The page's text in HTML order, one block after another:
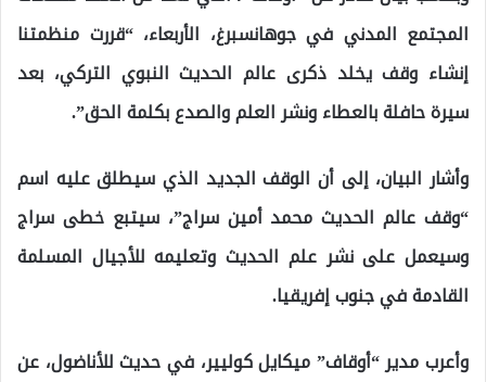
المجتمع المدني في جوهانسبرغ، الأربعاء، “قررت منظمتنا
إنشاء وقف يخلد ذكرى عالم الحديث النبوي التركي، بعد
سيرة حافلة بالعطاء ونشر العلم والصدع بكلمة الحق”.
وأشار البيان، إلى أن الوقف الجديد الذي سيطلق عليه اسم
“وقف عالم الحديث محمد أمين سراج”، سيتبع خطى سراج
وسيعمل على نشر علم الحديث وتعليمه للأجيال المسلمة
القادمة في جنوب إفريقيا.
وأعرب مدير “أوقاف” ميكايل كوليير، في حديث للأناضول، عن